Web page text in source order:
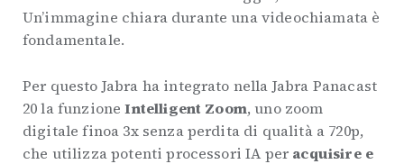
Un’immagine chiara durante una videochiamata è
fondamentale.
Per questo Jabra ha integrato nella Jabra Panacast
20 la funzioneIntelligent Zoom, uno zoom
digitale finoa 3x senza perdita di qualità a 720p,
che utilizza potenti processori IA per acquisire e